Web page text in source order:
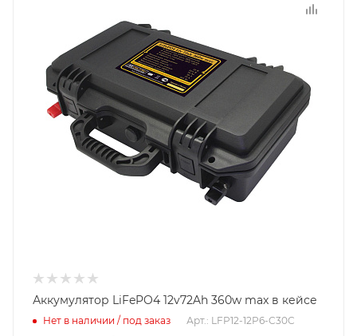
Аккумулятор LiFePO4 12v72Ah 360w max в кейсе
Нет в наличии / под заказ Арт.: LFP12-12P6-C30C